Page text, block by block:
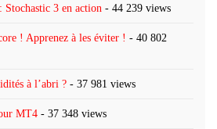
Stochastic 3 en action - 44 239 views
! Apprenez à les éviter ! - 40 802
à l’abri ? - 37 981 views
MT4 - 37 348 views